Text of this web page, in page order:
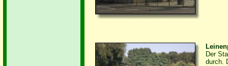
Der
durch.